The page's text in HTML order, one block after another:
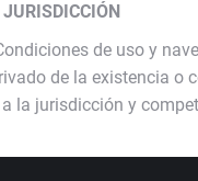
de uso y
de la existencia o
la jurisdicción y